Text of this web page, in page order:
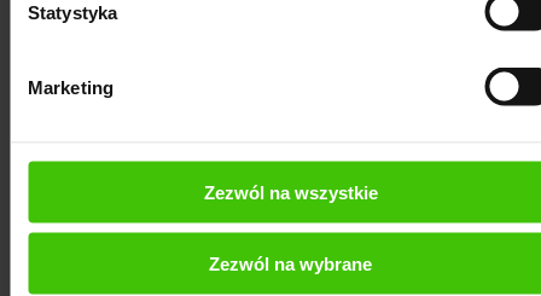
Statystyka
Marketing
Zezwól na wszystkie
Zezwól na wybrane